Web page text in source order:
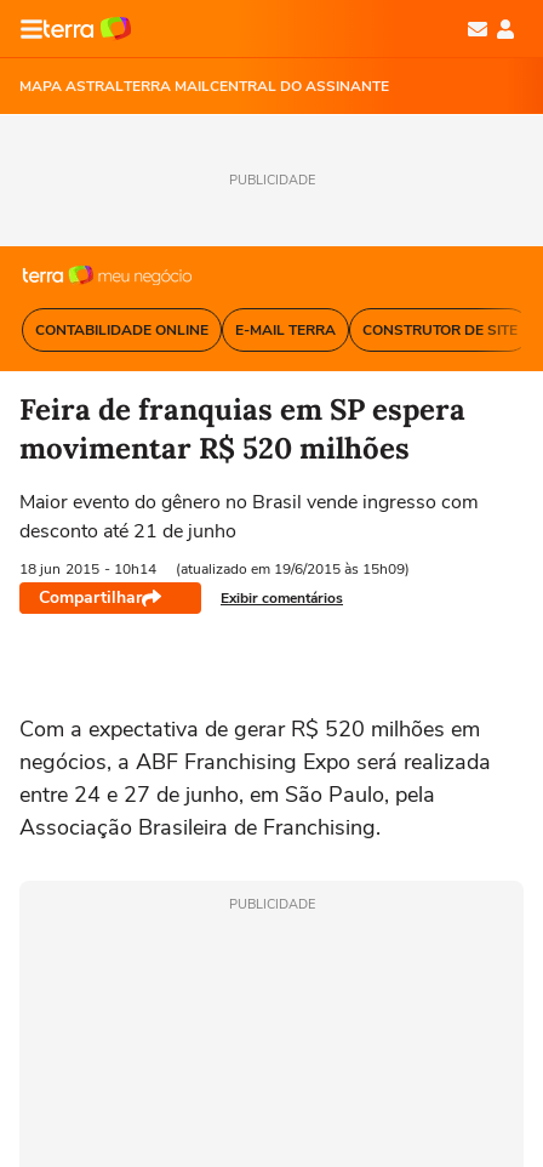
MAPA ASTRALTERRA MAILCENTRAL DO ASSINANTE
PUBLICIDADE
CONTABILIDADE ONLINE E-MAIL TERRA CONSTRUTOR DE SITE
Feira de franquias em SP espera
movimentar R$ 520 milhões
Maior evento do gênero no Brasil vende ingresso com
desconto até 21 de junho
18 jun 2015 - 10h14 (atualizado em 19/6/2015 às 15h09)
Compartilhar Exibir comentários
Com a expectativa de gerar R$ 520 milhões em
negócios, a ABF Franchising Expo será realizada
entre 24 e 27 de junho, em São Paulo, pela
Associação Brasileira de Franchising.
PUBLICIDADE